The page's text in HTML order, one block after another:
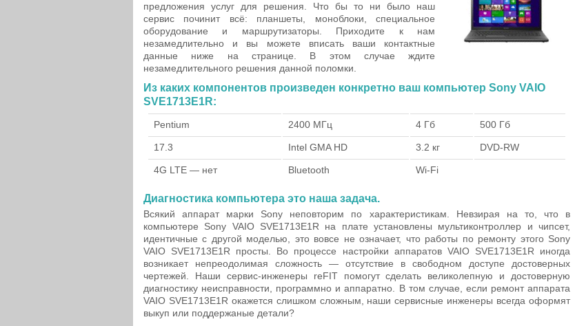
предложения услуг для решения. Что бы то ни было наш
сервис починит всё: планшеты, моноблоки, специальное
оборудование и маршрутизаторы. Приходите к нам
незамедлительно и вы можете вписать ваши контактные
данные ниже на странице. В этом случае ждите
незамедлительного решения данной поломки.
Из каких компонентов произведен конкретно ваш компьютер Sony VAIO
SVE1713E1R:
Pentium 2400 МГц 4 Гб 500 Гб
17.3 Intel GMA HD 3.2 кг DVD-RW
4G LTE — нет Bluetooth Wi-Fi
Диагностика компьютера это наша задача.
Всякий аппарат марки Sony неповторим по характеристикам. Невзирая на то, что в
компьютере Sony VAIO SVE1713E1R на плате установлены мультиконтроллер и чипсет,
идентичные с другой моделью, это вовсе не означает, что работы по ремонту этого Sony
VAIO SVE1713E1R просты. Во процессе настройки аппаратов VAIO SVE1713E1R иногда
возникает непреодолимая сложность — отсутствие в свободном доступе достоверных
чертежей. Наши сервис-инженеры reFIT помогут сделать великолепную и достоверную
диагностику неисправности, программно и аппаратно. В том случае, если ремонт аппарата
VAIO SVE1713E1R окажется слишком сложным, наши сервисные инженеры всегда оформят
выкуп или поддержаные детали?